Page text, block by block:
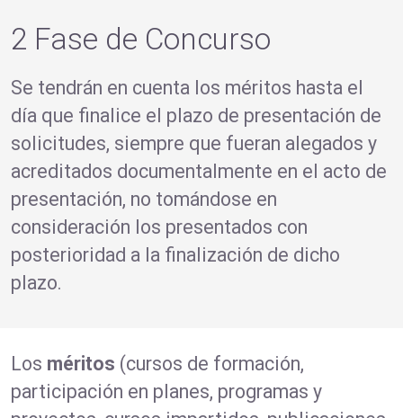
2 Fase de Concurso
Se tendrán en cuenta los méritos hasta el
día que finalice el plazo de presentación de
solicitudes, siempre que fueran alegados y
acreditados documentalmente en el acto de
presentación, no tomándose en
consideración los presentados con
posterioridad a la finalización de dicho
plazo.
Los méritos (cursos de formación,
participación en planes, programas y